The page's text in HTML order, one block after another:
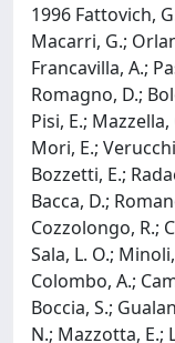
1996 Fattovich,
Macarri, G.;
Francavilla, A.;
Romagno, D.;
Pisi, E.;
Mori, E.;
Bozzetti, E.;
Bacca, D.;
Cozzolongo, R.;
Sala, L. O.;
Colombo, A.;
Boccia, S.;
N.; Mazzotta, E.;